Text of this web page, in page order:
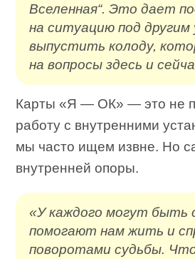
Вселенная“. Это дает
на ситуацию под другим
выпустить колоду,
на вопросы здесь и
Карты «Я — ОК» — это не
работу с внутренними
мы часто ищем извне. Но
внутренней опоры.
«У каждого могут
помогают нам жить и
поворотами судьбы.